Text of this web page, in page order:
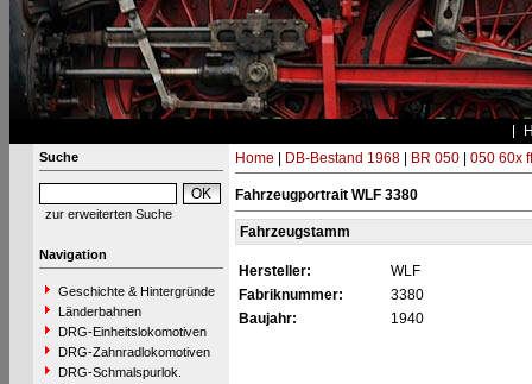
Suche
zur erweiterten Suche
Navigation
Geschichte & Hintergründe
Länderbahnen
DRG-Einheitslokomotiven
DRG-Zahnradlokomotiven
DRG-Schmalspurlok.
Home DB-Bestand 1968| BR 050| 050 60x ff
Fahrzeugportrait WLF 3380
Fahrzeugstamm
Hersteller:
WLF
Fabriknummer:
3380
Baujahr:
1940